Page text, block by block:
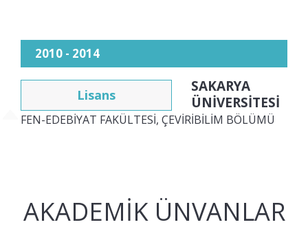
2010 - 2014
Lisans
SAKARYA
ÜNİVERSİTESİ
FEN-EDEBİYAT FAKÜLTESİ, ÇEVİRİBİLİM BÖLÜMÜ
AKADEMIK ÜNVANLAR